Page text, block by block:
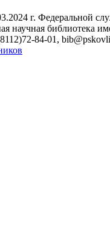
г. Федеральной
научная библиотека
84-01,